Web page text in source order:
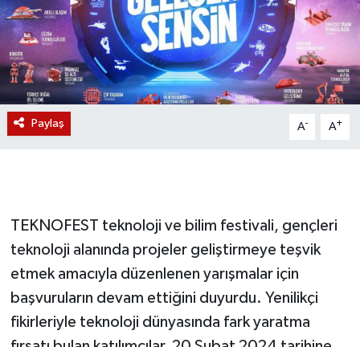
Paylaş A- A+
TEKNOFEST teknoloji ve bilim festivali, gençleri
teknoloji alanında projeler geliştirmeye teşvik
etmek amacıyla düzenlenen yarışmalar için
başvuruların devam ettiğini duyurdu. Yenilikçi
fikirleriyle teknoloji dünyasında fark yaratma